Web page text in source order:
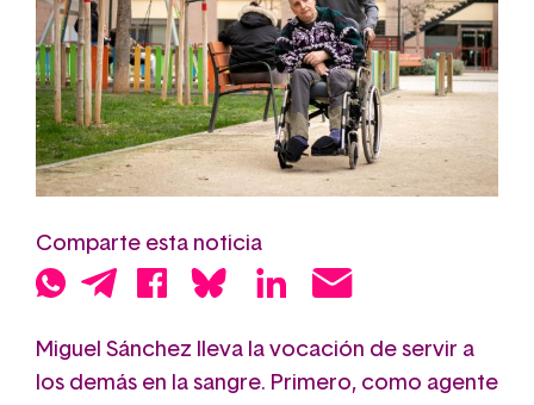
Comparte esta noticia
Miguel Sánchez lleva la vocación de servir a
los demás en la sangre. Primero, como agente